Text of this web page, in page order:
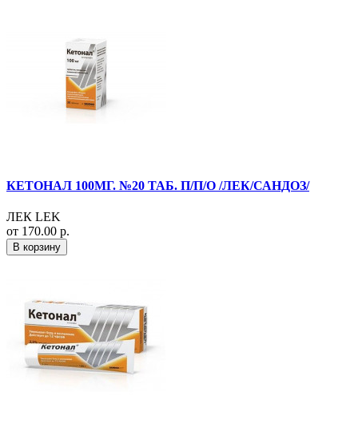
КЕТОНАЛ 100МГ. №20 ТАБ. П/П/О /ЛЕК/САНДОЗ/
ЛЕК LEK
от 170.00 р.
В корзину